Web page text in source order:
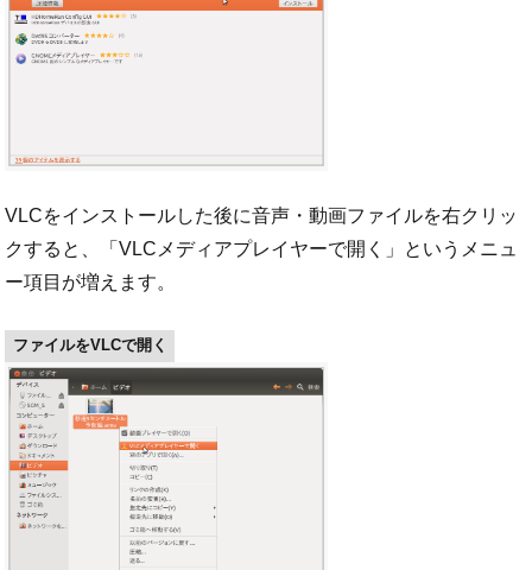
VLCをインストールした後に音声・動画ファイルを右クリッ
クすると、「VLCメディアプレイヤーで開く」というメニュ
ー項目が増えます。
ファイルをVLCで開く